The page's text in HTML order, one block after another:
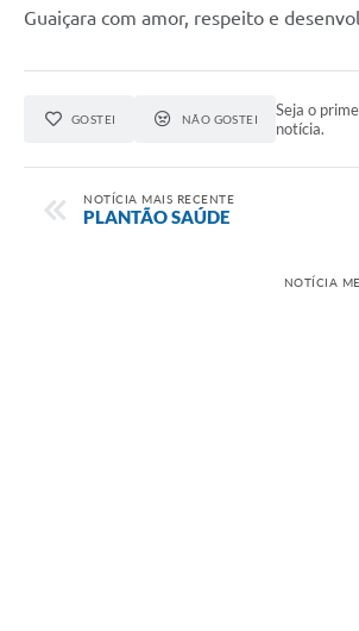
Guaiçara com amor, respeito e
GOSTEI NÃO GOSTEI
Seja o
notícia.
NOTÍCIA MAIS RECENTE
PLANTÃO SAÚDE
NOTÍCIA